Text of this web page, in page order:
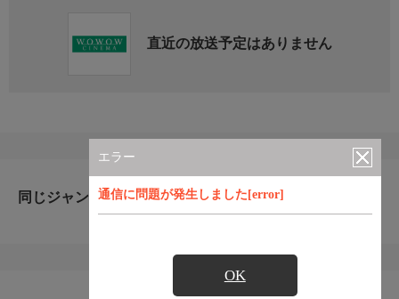
エラー
通信に問題が発生しました[error]
OK
直近の放送予定はありません
同じジャンルのおすすめ番組